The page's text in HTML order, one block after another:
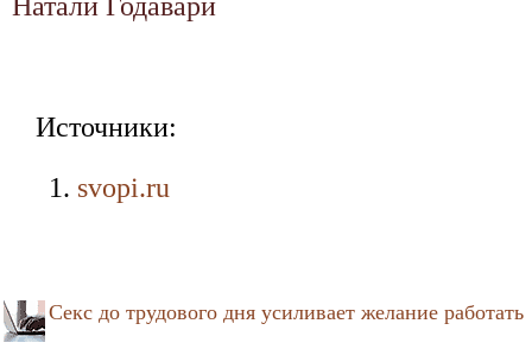
Натали Годавари
Источники:
svopi.ru
Секс до трудового дня усиливает желание работать